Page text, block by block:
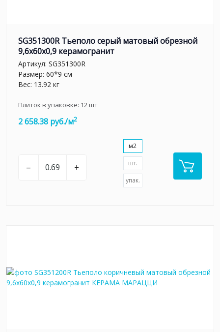
SG351300R Тьеполо серый матовый обрезной
9,6x60x0,9 керамогранит
Артикул: SG351300R
Размер: 60*9 см
Вес: 13.92 кг
Плиток в упаковке: 12шт
2 658.38 руб./м2
– +
м2
шт.
упак.